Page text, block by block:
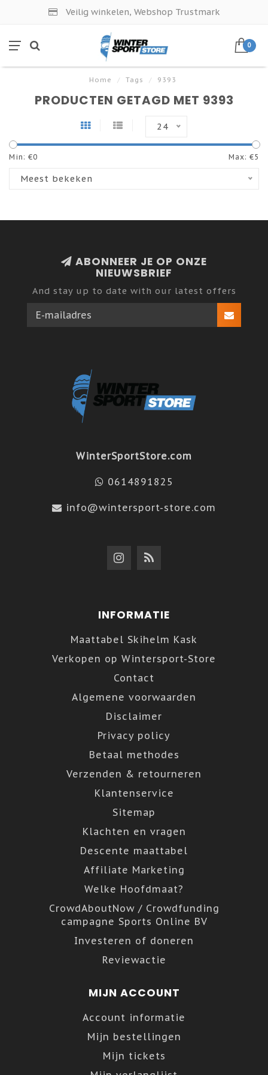
Veilig winkelen, Webshop Trustmark
0
Home / Tags / 9393
PRODUCTEN GETAGD MET 9393
24
Min: €0 Max: €5
Meest bekeken
ABONNEER JE OP ONZE
NIEUWSBRIEF
And stay up to date with our latest offers
WinterSportStore.com
0614891825
info@wintersport-store.com
INFORMATIE
Maattabel Skihelm Kask
Verkopen op Wintersport-Store
Contact
Algemene voorwaarden
Disclaimer
Privacy policy
Betaal methodes
Verzenden & retourneren
Klantenservice
Sitemap
Klachten en vragen
Descente maattabel
Affiliate Marketing
Welke Hoofdmaat?
CrowdAboutNow / Crowdfunding
campagne Sports Online BV
Investeren of doneren
Reviewactie
MIJN ACCOUNT
Account informatie
Mijn bestellingen
Mijn tickets